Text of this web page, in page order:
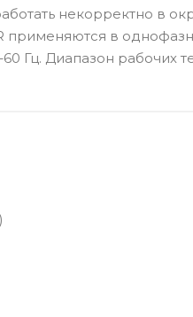
некорректно в
применяются в
Гц. Диапазон рабочих